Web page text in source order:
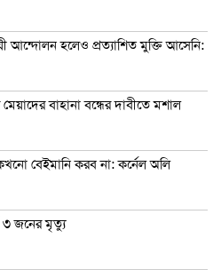
আন্দোলন হলেও প্রত্যাশিত মুক্তি আসেনি:
বাহানা বন্ধের দাবীতে মশাল
বেইমানি করব না: কর্নেল অলি
৩ জনের মৃত্যু